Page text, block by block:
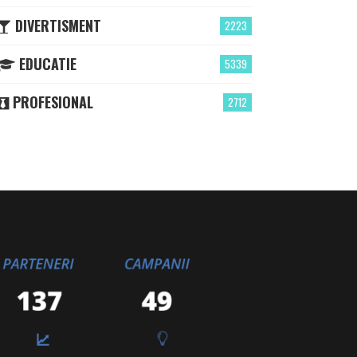
2223
DIVERTISMENT
5339
EDUCATIE
2712
PROFESIONAL